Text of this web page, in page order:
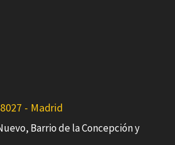
- Madrid
Barrio de la Concepción y